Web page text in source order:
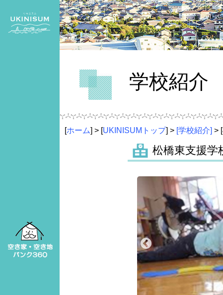
学校紹介
[ホーム] > [UKINISUMトップ] > [学校紹介] >
松橋東支援学
Previous